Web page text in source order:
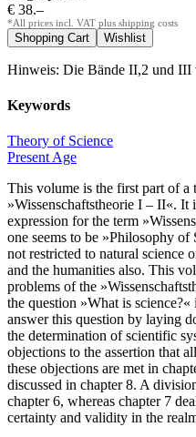
€ 38.–
*All prices incl. VAT plus shipping costs
Hinweis: Die Bände II,2 und III
Keywords
Theory of Science
Present Age
This volume is the first part of
»Wissenschaftstheorie I – II«. It
expression for the term
one seems to be »Philosophy
not restricted to natural science
and the humanities also. This
problems of the
the question »What is
answer this question by laying
the determination of scientific
objections to the assertion that
these objections are met in
discussed in chapter 8. A
chapter 6, whereas chapter 7
certainty and validity in the